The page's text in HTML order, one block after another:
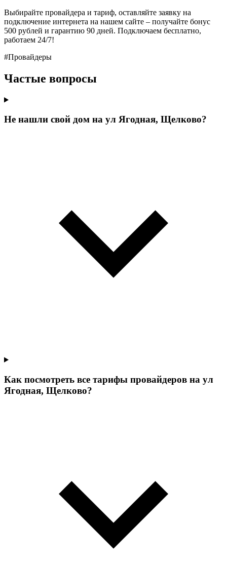
Выбирайте провайдера и тариф, оставляйте заявку на
подключение интернета на нашем сайте – получайте бонус
500 рублей и гарантию 90 дней. Подключаем бесплатно,
работаем 24/7!
#Провайдеры
Частые вопросы
Не нашли свой дом на ул Ягодная, Щелково?
Как посмотреть все тарифы провайдеров на ул
Ягодная, Щелково?